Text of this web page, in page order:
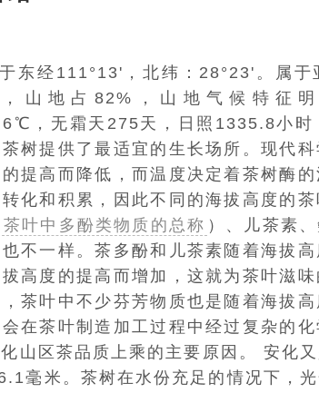
东经111°13'，北纬：28°23'。属于
山地占82%，山地气候特征
，无霜天275天，日照1335.8小时
树提供了最适宜的生长场所。现代
提高而降低，而温度决定着茶树酶
化和积累，因此不同的海拔高度的
茶叶中多酚类物质的总称 ）、儿茶素
不一样。茶多酚和儿茶素随着海拔
高度的提高而增加，这就为茶叶滋
茶叶中不少芬芳物质也是随着海拔
在茶叶制造加工过程中经过复杂的
山区茶品质上乘的主要原因。 安化
毫米。茶树在水份充足的情况下，